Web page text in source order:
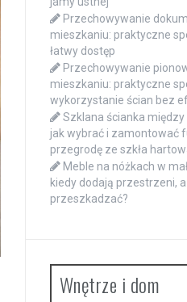
Przechowywanie
mieszkaniu: praktyczne
łatwy dostęp
Przechowywanie
mieszkaniu: praktyczne
wykorzystanie ścian bez
Szklana ścianka
jak wybrać i zamontować
przegrodę ze szkła
Meble na nóżkach w
kiedy dodają przestrzeni,
przeszkadzać?
Wnętrze i dom